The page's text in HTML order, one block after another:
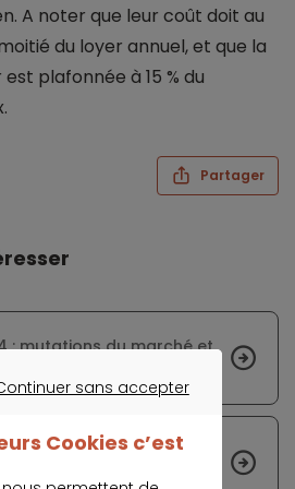
A noter que leur coût doit au
du loyer annuel, et que la
plafonnée à 15 % du
Partager
: mutations du marché et
sur les prix dans
ville à l’autre
sans accepter
Cookies c’est